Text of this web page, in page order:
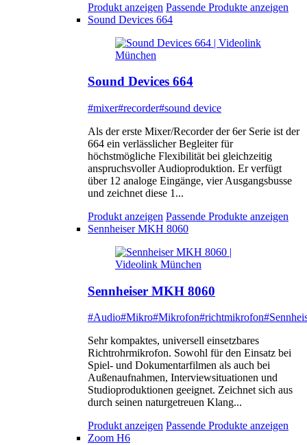
Produkt anzeigen Passende Produkte anzeigen
Sound Devices 664
Sound Devices 664
#mixer#recorder#sound device
Als der erste Mixer/Recorder der 6er Serie ist der
664 ein verlässlicher Begleiter für
höchstmögliche Flexibilität bei gleichzeitig
anspruchsvoller Audioproduktion. Er verfügt
über 12 analoge Eingänge, vier Ausgangsbusse
und zeichnet diese 1...
Produkt anzeigen Passende Produkte anzeigen
Sennheiser MKH 8060
Sennheiser MKH 8060
#Audio#Mikro#Mikrofon#richtmikrofon
Sehr kompaktes, universell einsetzbares
Richtrohrmikrofon. Sowohl für den Einsatz bei
Spiel- und Dokumentarfilmen als auch bei
Außenaufnahmen, Interviewsituationen und
Studioproduktionen geeignet. Zeichnet sich aus
durch seinen naturgetreuen Klang...
Produkt anzeigen Passende Produkte anzeigen
Zoom H6